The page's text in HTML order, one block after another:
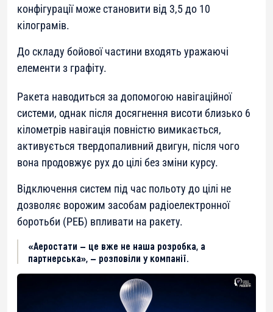
конфігурації може становити від 3,5 до 10
кілограмів.
До складу бойової частини входять уражаючі
елементи з графіту.
Ракета наводиться за допомогою навігаційної
системи, однак після досягнення висоти близько 6
кілометрів навігація повністю вимикається,
активується твердопаливний двигун, після чого
вона продовжує рух до цілі без зміни курсу.
Відключення систем під час польоту до цілі не
дозволяє ворожим засобам радіоелектронної
боротьби (РЕБ) впливати на ракету.
«Аеростати — це вже не наша розробка, а
партнерська», — розповіли у компанії.